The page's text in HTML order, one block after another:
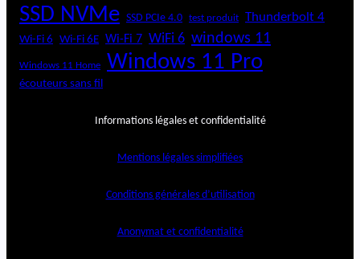
SSD NVMe SSD PCIe 4.0 test produit Thunderbolt 4
Wi-Fi 6 Wi-Fi 6E Wi-Fi 7 WiFi 6 windows 11
Windows 11 Home Windows 11 Pro
écouteurs sans fil
Informations légales et confidentialité
Mentions légales simplifiées
Conditions générales d’utilisation
Anonymat et confidentialité